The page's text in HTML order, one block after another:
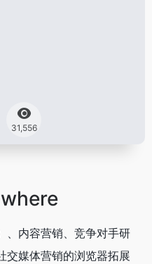
31,556
、内容营销、竞争对手研
交媒体营销的浏览器拓展